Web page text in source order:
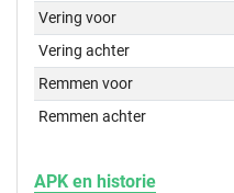
Vering voor
Vering achter
Remmen voor
Remmen achter
APK en historie